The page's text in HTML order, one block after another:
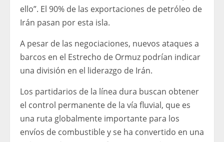
ello”. El 90% de las exportaciones de petróleo de
Irán pasan por esta isla.
A pesar de las negociaciones, nuevos ataques a
barcos en el Estrecho de Ormuz podrían indicar
una división en el liderazgo de Irán.
Los partidarios de la línea dura buscan obtener
el control permanente de la vía fluvial, que es
una ruta globalmente importante para los
envíos de combustible y se ha convertido en una